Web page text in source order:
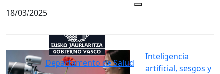
Departamento de Salud
18/03/2025
Inteligencia
artificial, sesgos y